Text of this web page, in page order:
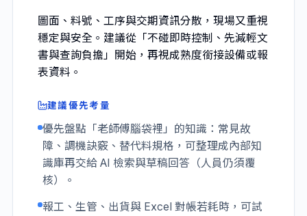
圖面、料號、工序與交期資訊分散，現場又重視
穩定與安全。建議從「不碰即時控制、先減輕文
書與查詢負擔」開始，再視成熟度銜接設備或報
表資料。
建議優先考量
優先盤點「老師傅腦袋裡」的知識：常見故
障、調機訣竅、替代料規格，可整理成內部知
識庫再交給 AI 檢索與草稿回答（人員仍須覆
核）。
報工、生管、出貨與 Excel 對帳若耗時，可試